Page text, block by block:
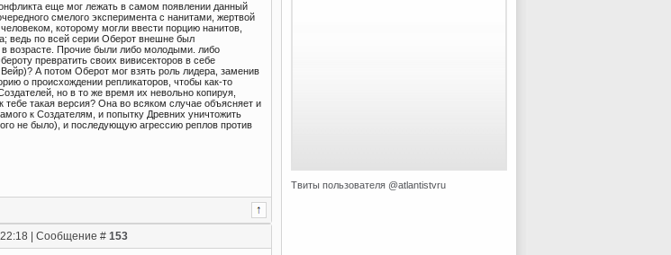
еще мог лежать в самом появлении данный
смелого эксперимента с нанитами, жертвой
которому могли ввести порцию нанитов,
ведь по всей серии Оберот внешне был
в возрасте. Прочие были либо молодыми. либо
превратить своих вивисекторов в себе
А потом Оберот мог взять роль лидера, заменив
о происхождении репликаторов, чтобы как-то
но в то же время их невольно копируя,
такая версия? Она во всяком случае объясняет и
к Создателям, и попытку Древних уничтожить
не было), и последующую агрессию реплов против
| Сообщение # 153
Твиты пользователя @atlantistvru